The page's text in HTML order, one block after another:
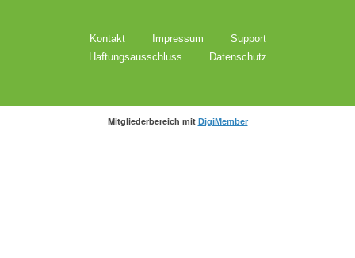
Kontakt Impressum
Support
Haftungsausschluss
Datenschutz
Mitgliederbereich mit DigiMember